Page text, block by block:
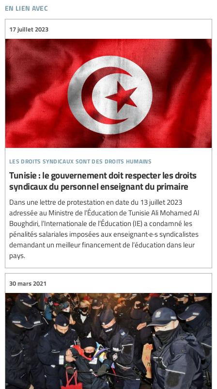
en lien avec
les droits syndicaux sont des droits humains
17 juillet 2023
Tunisie : le gouvernement doit respecter les droits
syndicaux du personnel enseignant du primaire
Dans une lettre de protestation en date du 13 juillet 2023
adressée au Ministre de l’Éducation de Tunisie Ali Mohamed Al
Boughdiri, l’Internationale de l’Éducation (IE) a condamné les
pénalités salariales imposées aux enseignant·e·s syndicalistes
demandant un meilleur financement de l’éducation dans leur
pays.
30 mars 2021